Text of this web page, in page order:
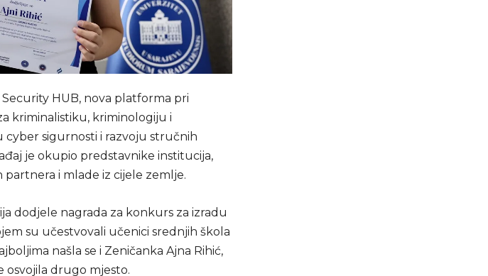
HUB, nova platforma pri
kriminalistiku, kriminologiju i
cyber sigurnosti i razvoju stručnih
je okupio predstavnike institucija,
i mlade iz cijele zemlje.
dodjele nagrada za konkurs za izradu
su učestvovali učenici srednjih škola
našla se i Zeničanka Ajna Rihić,
osvojila drugo mjesto.